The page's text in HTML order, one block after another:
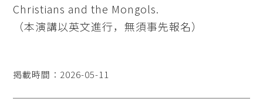
Christians and the Mongols.
（本演講以英文進行，無須事先報名）
掲載時間：2026-05-11